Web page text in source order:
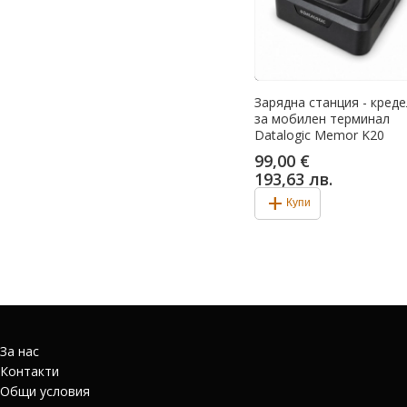
Зарядна станция -
за мобилен терминал
Datalogic Memor K20
99,00 €
193,63 лв.
add Купи
За нас
Контакти
Общи условия